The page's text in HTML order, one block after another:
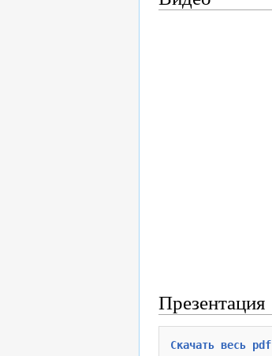
Презентация
Скачать весь pdf